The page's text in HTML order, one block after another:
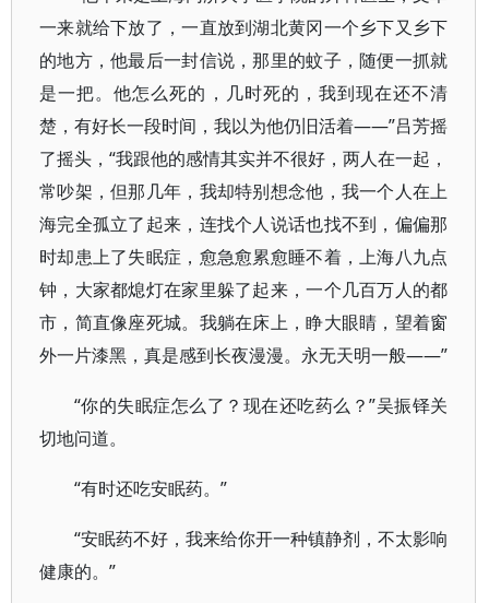
一来就给下放了，一直放到湖北黄冈一个乡下又乡下
的地方，他最后一封信说，那里的蚊子，随便一抓就
是一把。他怎么死的，几时死的，我到现在还不清
楚，有好长一段时间，我以为他仍旧活着——”吕芳摇
了摇头，“我跟他的感情其实并不很好，两人在一起，
常吵架，但那几年，我却特别想念他，我一个人在上
海完全孤立了起来，连找个人说话也找不到，偏偏那
时却患上了失眠症，愈急愈累愈睡不着，上海八九点
钟，大家都熄灯在家里躲了起来，一个几百万人的都
市，简直像座死城。我躺在床上，睁大眼睛，望着窗
外一片漆黑，真是感到长夜漫漫。永无天明一般——”
“你的失眠症怎么了？现在还吃药么？”吴振铎关
切地问道。
“有时还吃安眠药。”
“安眠药不好，我来给你开一种镇静剂，不太影响
健康的。”